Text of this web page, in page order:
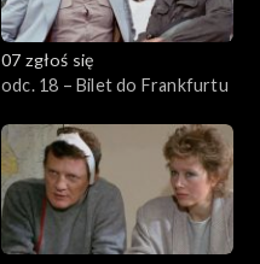
07 zgłoś się
odc. 18 – Bilet do Frankfurtu